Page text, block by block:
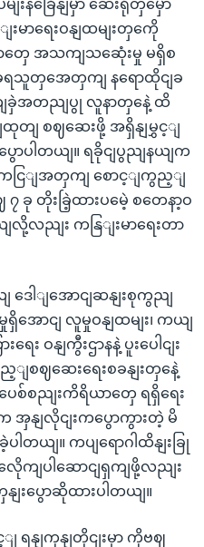
ျးနခြေိနျမှာ ဆေးရုံတှမှော
းမာရေးဝနျထမျးတှကေို
ာတှေ အသကျသဆေုံးမှု မရှိစ
သူတှအေတှကျ နရောထိုငျခ
ျခှဲအတညျပွု လူနာတှနေဲ့ ထိ
တျ စဈဆေးဖို့ အရှိနျမွှင့ျ
ာပါတယျ။ ရခိုငျပွညျနယျက
းကငြျအတှကျ စောင့ျကွည့ျ
၇ ခု တိုးခြဲ့ထားပမေဲ့ စတေနာ့ဝ
လို့လညျး ကနြျးမာရေးတာ
ဒေါျအောငျဆနျးစုကွညျ
ောငျ လူမှုဝနျထမျး၊ ကယျ
ေး ဝနျကွီးဌာနနဲ့ ပူးပေါငျး
စဈဆေးရေးစခနျးတှနေဲ့
ေစ်စညျးကိရိယာတှေ ရရှိရေး
က အှနျလိုငျးကပွောကွားတဲ့ မိ
ါတယျ။ ကပျရောဂါထိနျးခြု
ကျပါဆောငျရှကျဖို့လညျး
းပွောဆိုထားပါတယျ။
ရနျကုနျတိုငျးမှာ ကိုဗဈ